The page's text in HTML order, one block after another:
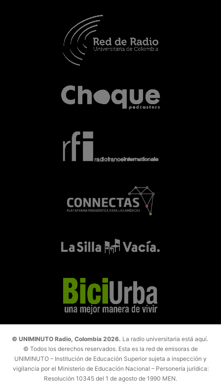
© UNIMINUTO Radio, Colombia 2026. La radio universitaria está aquí.
© Todos los derechos reservados. Esta es la red de emisoras de
UNIMINUTO – Institución de Educación Superior sujeta a inspección y
vigilancia por el Ministerio de Educación Nacional – Personería jurídica:
Resolución 10345 del 1 de agosto de 1990 MEN.